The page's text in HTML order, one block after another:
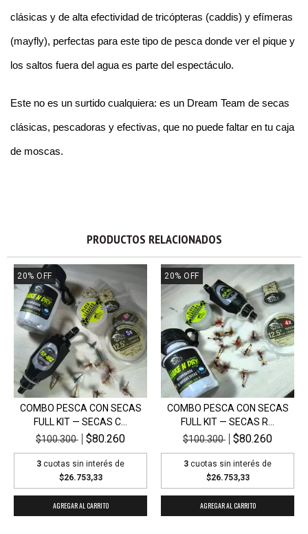
clásicas y de alta efectividad de tricópteras (caddis) y efímeras
(mayfly), perfectas para este tipo de pesca donde ver el pique y
los saltos fuera del agua es parte del espectáculo.
Este no es un surtido cualquiera: es un Dream Team de secas
clásicas, pescadoras y efectivas, que no puede faltar en tu caja
de moscas.
PRODUCTOS RELACIONADOS
20% OFF
COMBO PESCA CON SECAS
FULL KIT — SECAS C...
$100.300
$80.260
3 cuotas sin interés de
$26.753,33
20% OFF
COMBO PESCA CON SECAS
FULL KIT — SECAS R...
$100.300
$80.260
3 cuotas sin interés de
$26.753,33